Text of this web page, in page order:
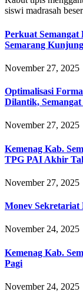
siswi madrasah
Perkuat
Semarang
November 27, 2025
Optimalisasi
Dilantik,
November 27, 2025
Kemenag Kab.
TPG PAI Akhir
November 27, 2025
Monev Sekretariat
November 24, 2025
Kemenag Kab.
Pagi
November 24, 2025